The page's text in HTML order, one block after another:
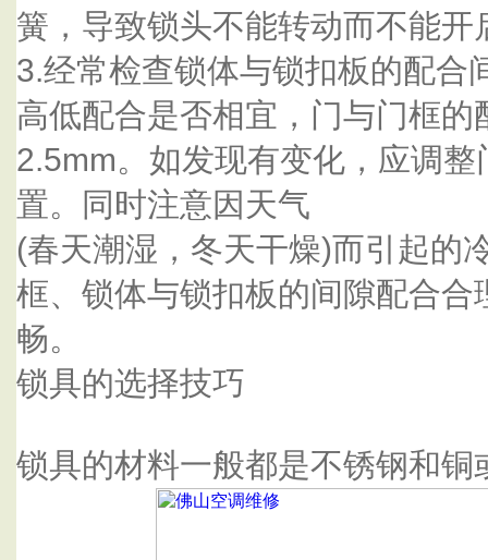
簧，导致锁头不能转动而不能开
3.经常检查锁体与锁扣板的配合
高低配合是否相宜，门与门框
2.5mm。如发现有变化，应调
置。同时注意因天气
(春天潮湿，冬天干燥)而引起的
框、锁体与锁扣板的间隙配合
畅。
锁具的选择技巧
锁具的材料一般都是不锈钢和